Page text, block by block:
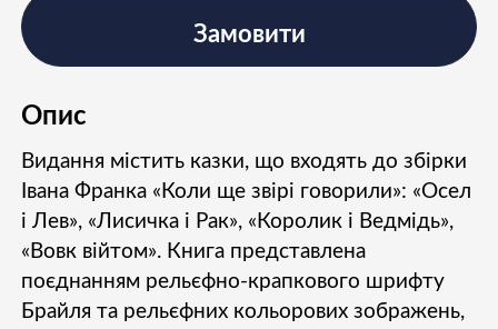
Опис
Видання містить казки, що входять до збірки
Івана Франка «Коли ще звірі говорили»: «Осел
і Лев», «Лисичка і Рак», «Королик і Ведмідь»,
«Вовк війтом». Книга представлена
поєднанням рельєфно-крапкового шрифту
Брайля та рельєфних кольорових зображень,
Замовити